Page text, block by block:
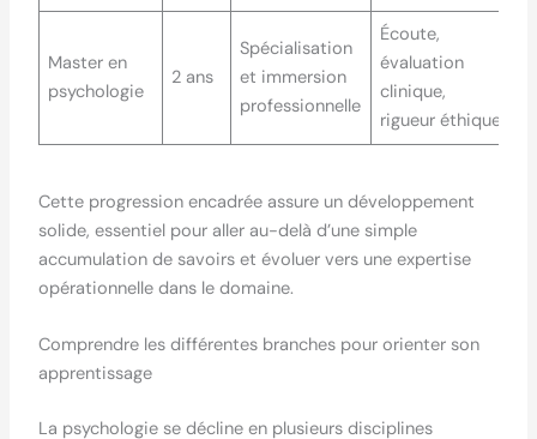
Master en
psychologie
2 ans
Spécialisation
et immersion
professionnelle
Écoute,
évaluation
clinique,
rigueur éthique
Cette progression encadrée assure un développement
solide, essentiel pour aller au-delà d’une simple
accumulation de savoirs et évoluer vers une expertise
opérationnelle dans le domaine.
Comprendre les différentes branches pour orienter son
apprentissage
La psychologie se décline en plusieurs disciplines